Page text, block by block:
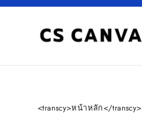
Skip
<transcy>หน้าหลัก</transcy>